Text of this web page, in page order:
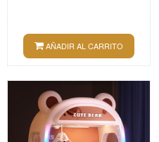
AÑADIR AL CARRITO